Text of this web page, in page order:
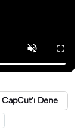
CapCut'ı Dene